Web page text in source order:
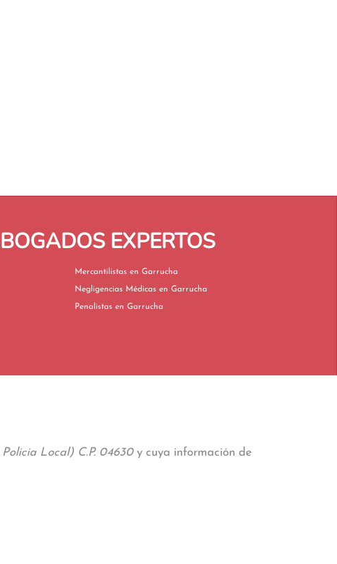
EXPERTOS
Mercantilistas en Garrucha
Negligencias Médicas en Garrucha
Penalistas en Garrucha
Local) C.P. 04630y cuya información de